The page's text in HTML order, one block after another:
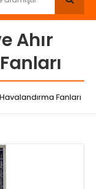
Ahır
Fanları